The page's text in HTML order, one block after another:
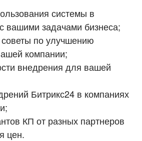
системы в
вашими задачами бизнеса;
советы по улучшению
компании;
внедрения для вашей
Битрикс24 в компаниях
КП от разных партнеров
цен.